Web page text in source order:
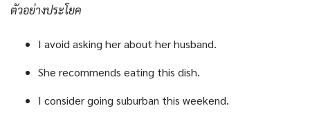
ตัวอย่างประโยค
I avoid asking her about her husband.
She recommends eating this dish.
I consider going suburban this weekend.